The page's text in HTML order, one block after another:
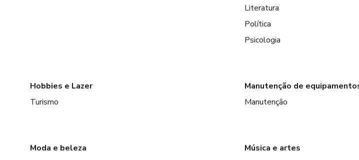
Literatura
Política
Psicologia
Hobbies e Lazer
Turismo
Manutenção de
Manutenção
Moda e beleza
Música e artes